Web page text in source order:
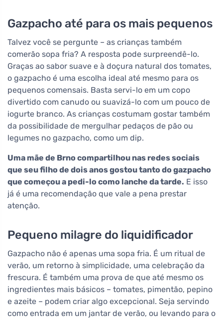
Gazpacho até para os mais pequenos
Talvez você se pergunte – as crianças também
comerão sopa fria? A resposta pode surpreendê-lo.
Graças ao sabor suave e à doçura natural dos tomates,
o gazpacho é uma escolha ideal até mesmo para os
pequenos comensais. Basta servi-lo em um copo
divertido com canudo ou suavizá-lo com um pouco de
iogurte branco. As crianças costumam gostar também
da possibilidade de mergulhar pedaços de pão ou
legumes no gazpacho, como um dip.
Uma mãe de Brno compartilhou nas redes sociais
que seu filho de dois anos gostou tanto do gazpacho
que começou a pedi-lo como lanche da tarde. E isso
já é uma recomendação que vale a pena prestar
atenção.
Pequeno milagre do liquidificador
Gazpacho não é apenas uma sopa fria. É um ritual de
verão, um retorno à simplicidade, uma celebração da
frescura. É também uma prova de que até mesmo os
ingredientes mais básicos – tomates, pimentão, pepino
e azeite – podem criar algo excepcional. Seja servindo
como entrada em um jantar de verão, ou levando para o